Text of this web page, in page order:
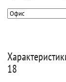
18